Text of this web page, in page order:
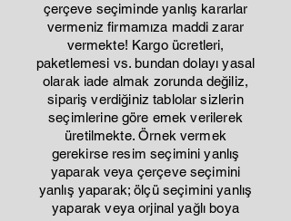
çerçeve seçiminde yanlış kararlar
vermeniz firmamıza maddi zarar
vermekte! Kargo ücretleri,
paketlemesi vs. bundan dolayı yasal
olarak iade almak zorunda değiliz,
sipariş verdiğiniz tablolar sizlerin
seçimlerine göre emek verilerek
üretilmekte. Örnek vermek
gerekirse resim seçimini yanlış
yaparak veya çerçeve seçimini
yanlış yaparak; ölçü seçimini yanlış
yaparak veya orjinal yağlı boya